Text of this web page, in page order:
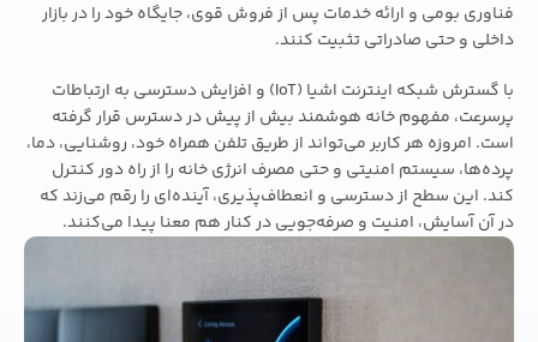
فناوری بومی و ارائه خدمات پس از فروش قوی، جایگاه خود را در بازار
داخلی و حتی صادراتی تثبیت کنند.
با گسترش شبکه اینترنت اشیا (IoT) و افزایش دسترسی به ارتباطات
پرسرعت، مفهوم خانه هوشمند بیش از پیش در دسترس قرار گرفته
است. امروزه هر کاربر می‌تواند از طریق تلفن همراه خود، روشنایی، دما،
پرده‌ها، سیستم امنیتی و حتی مصرف انرژی خانه را از راه دور کنترل
کند. این سطح از دسترسی و انعطاف‌پذیری، آینده‌ای را رقم می‌زند که
در آن آسایش، امنیت و صرفه‌جویی در کنار هم معنا پیدا می‌کنند.